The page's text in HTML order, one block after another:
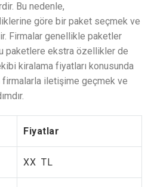
Bu nedenle,
göre bir paket seçmek ve
Firmalar genellikle paketler
paketlere ekstra özellikler de
kiralama fiyatları konusunda
iletişime geçmek ve
Fiyatlar
XX TL